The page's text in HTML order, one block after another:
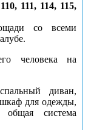
110, 111, 114, 115,
со всеми
человека на
диван,
шкаф для одежды,
общая система